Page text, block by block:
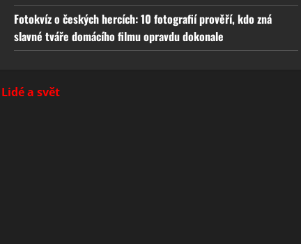
Fotokvíz o českých hercích: 10 fotografií prověří, kdo zná
slavné tváře domácího filmu opravdu dokonale
Lidé a svět